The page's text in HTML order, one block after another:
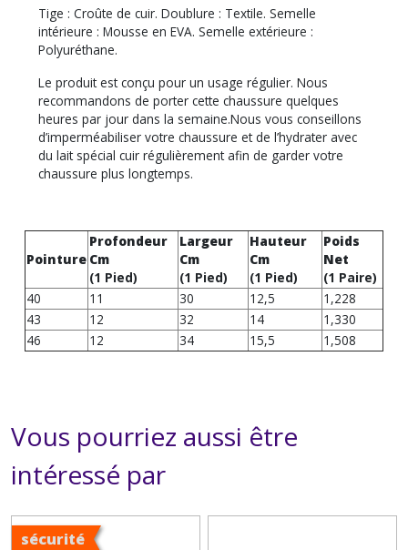
Tige : Croûte de cuir. Doublure : Textile. Semelle
intérieure : Mousse en EVA. Semelle extérieure :
Polyuréthane.
Le produit est conçu pour un usage régulier. Nous
recommandons de porter cette chaussure quelques
heures par jour dans la semaine.Nous vous conseillons
d’imperméabiliser votre chaussure et de l’hydrater avec
du lait spécial cuir régulièrement afin de garder votre
chaussure plus longtemps.
Pointure
Profondeur
Cm
(1 Pied)
Largeur
Cm
(1 Pied)
Hauteur
Cm
(1 Pied)
Poids
Net
(1 Paire)
40
11 30 12,5
1,228
43
12 32 14
1,330
46
12 34 15,5 1,508
Vous pourriez aussi être
intéressé par
sécurité